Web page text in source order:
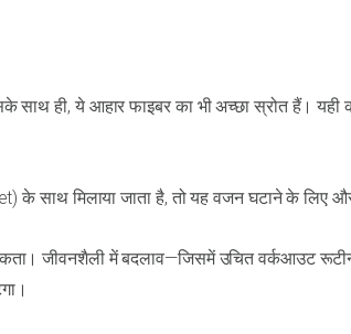
साथ ही, ये आहार फाइबर का भी अच्छा स्रोत हैं।
के साथ मिलाया जाता है, तो यह वजन घटाने के लिए और
जीवनशैली में बदलाव—जिसमें उचित वर्कआउट